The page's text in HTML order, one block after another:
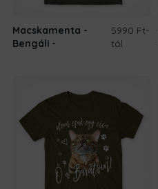
Macskamenta -
Bengáli
5990 Ft-
tól